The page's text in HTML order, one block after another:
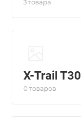
3 товара
X-Trail T30
0 товаров